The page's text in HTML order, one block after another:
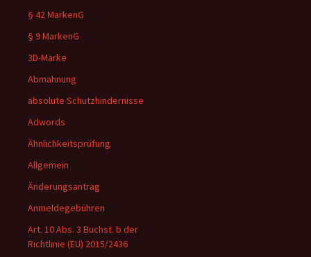
§ 42 MarkenG
§ 9 MarkenG
3D-Marke
Abmahnung
absolute Schutzhindernisse
Adwords
Ähnlichkeitsprüfung
Allgemein
Änderungsantrag
Anmeldegebühren
Art. 10 Abs. 3 Buchst. b der
Richtlinie (EU) 2015/2436